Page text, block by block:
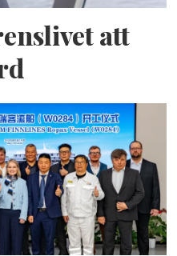
att